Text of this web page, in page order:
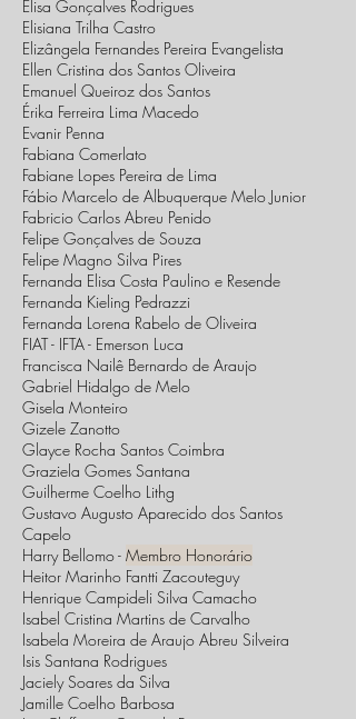
Elisa Gonçalves Rodrigues
Elisiana Trilha Castro
Elizângela Fernandes Pereira Evangelista
Ellen Cristina dos Santos Oliveira
Emanuel Queiroz dos Santos
Érika Ferreira Lima Macedo
Evanir Penna
Fabiana Comerlato
Fabiane Lopes Pereira de Lima
Fábio Marcelo de Albuquerque Melo Junior
Fabricio Carlos Abreu Penido
Felipe Gonçalves de Souza
Felipe Magno Silva Pires
Fernanda Elisa Costa Paulino e Resende
Fernanda Kieling Pedrazzi
Fernanda Lorena Rabelo de Oliveira
FIAT - IFTA - Emerson Luca
Francisca Nailê Bernardo de Araujo
Gabriel Hidalgo de Melo
Gisela Monteiro
Gizele Zanotto
Glayce Rocha Santos Coimbra
Graziela Gomes Santana
Guilherme Coelho Lithg
Gustavo Augusto Aparecido dos Santos
Capelo
Harry Bellomo - Membro Honorário
Heitor Marinho Fantti Zacouteguy
Henrique Campideli Silva Camacho
Isabel Cristina Martins de Carvalho
Isabela Moreira de Araujo Abreu Silveira
Isis Santana Rodrigues
Jaciely Soares da Silva
Jamille Coelho Barbosa